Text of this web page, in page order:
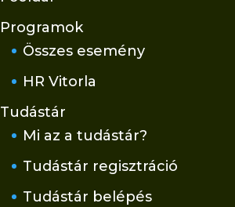
Programok
Összes esemény
HR Vitorla
Tudástár
Mi az a tudástár?
Tudástár regisztráció
Tudástár belépés